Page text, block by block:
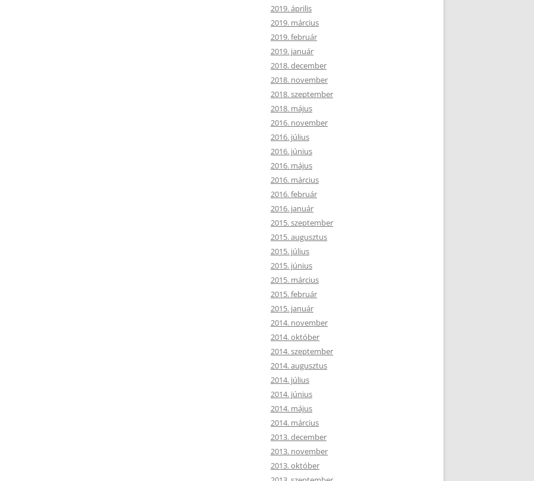
2019. április
2019. március
2019. február
2019. január
2018. december
2018. november
2018. szeptember
2018. május
2016. november
2016. július
2016. június
2016. május
2016. március
2016. február
2016. január
2015. szeptember
2015. augusztus
2015. július
2015. június
2015. március
2015. február
2015. január
2014. november
2014. október
2014. szeptember
2014. augusztus
2014. július
2014. június
2014. május
2014. március
2013. december
2013. november
2013. október